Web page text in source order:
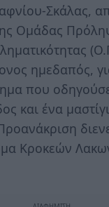
Σκάλας,
Ομάδας
ημεδαπός,
που
και ένα
Κροκεών